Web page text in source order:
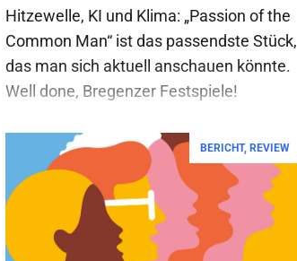
Hitzewelle, KI und Klima: „Passion of the
Common Man“ ist das passendste Stück,
das man sich aktuell anschauen könnte.
Well done, Bregenzer Festspiele!
BERICHT, REVIEW